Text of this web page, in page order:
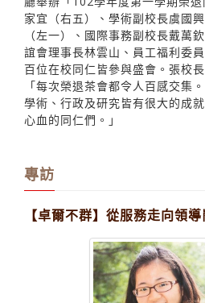
家宜（右五）、學術副校長虞國
（左一）、國際事務副校長戴萬
誼會理事長林雲山、員工福利委
百位在校同仁皆參與盛會。張校
「每次榮退茶會都令人百感交集
學術、行政及研究皆有很大的成
心血的同仁們。」
專訪
【卓爾不群】從服務走向領